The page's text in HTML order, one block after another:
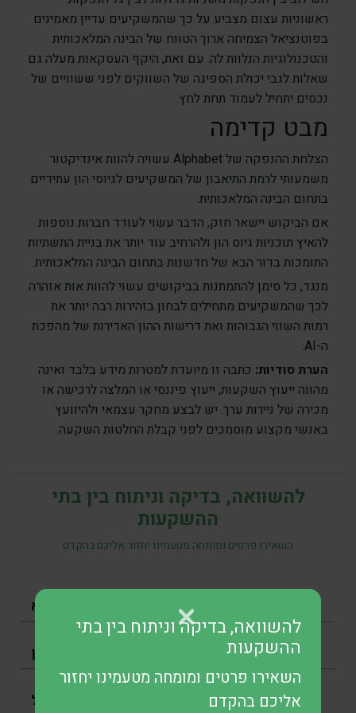
ראשוניות עצום מצביע על כך שהמשקיעים עדיין מאמינים
בפוטנציאל הצמיחה ארוך הטווח של הבינה המלאכותית
והטכנולוגיות הנלוות לה. עם זאת, היקף העסקאות מעלה גם
שאלות לגבי יכולת הספיגה של השווקים לפני ששוויים של
נכסים יתחיל לעמוד תחת לחץ.
מבט קדימה
הצלחת ההנפקה של Alphabet עשויה להוות אינדיקטור
משמעותי לרמת התיאבון של המשקיעים לגיוסי הון עתידיים
בתחום הבינה המלאכותית.
אם הביקוש יישאר חזק, הדבר עשוי לעודד חברות נוספות
להאיץ תוכניות גיוס הון ולהרחיב עוד יותר את בניית התשתיות
התומכות בדור הבא של חדשנות בתחום הבינה המלאכותית.
מנגד, כל סימן להתמתנות בביקושים עשוי להוות אות אזהרה
לכך שהמשקיעים מתחילים לבחון בזהירות רבה יותר את
רמות השווי הגבוהות ואת דרישות ההון האדירות של מהפכת
ה-AI.
הערת סודיות: כתבה זו מיועדת למטרות מידע בלבד ואינה
מהווה ייעוץ השקעות, ייעוץ פיננסי או המלצה לרכישה או
מכירה של ניירות ערך. יש לבצע מחקר עצמאי ולהיוועץ
באנשי מקצוע מוסמכים לפני קבלת החלטות השקעה.
להשוואה, בדיקה וניתוח בין בתי
ההשקעות
השאירו פרטים ומומחה מטעמינו יחזור אליכם בהקדם
להשוואה, בדיקה וניתוח בין בתי
ההשקעות
השאירו פרטים ומומחה מטעמינו יחזור
אליכם בהקדם